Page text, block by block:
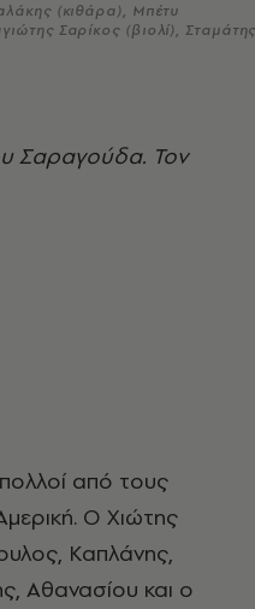
(κιθάρα), Μπέτυ
Σαρίκος (βιολί),
Σαραγούδα. Τον
από τους
Ο Χιώτης
Καπλάνης,
Αθανασίου και ο